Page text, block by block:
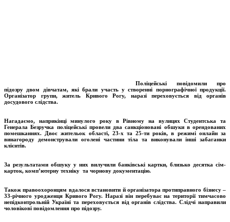
Поліцейські повідомили про
підозру двом дівчатам, які брали участь у створенні порнографічної продукції.
Організатор групи, житель Кривого Рогу, наразі переховується від органів
досудового слідства.
Нагадаємо, наприкінці минулого року в Рівному на вулицях Студентська та
Генерала Безручка поліцейські провели два санкціоновані обшуки в орендованих
помешканнях. Двоє жительок області, 23-х та 25-ти років, в режимі онлайн за
винагороду демонстрували оголені частини тіла та виконували інші забаганки
клієнтів.
За результатами обшуку у них вилучили банківські картки, близько десятка сім-
карток, комп’ютерну техніку та чорнову документацію.
Також правоохоронцям вдалося встановити й організатора протиправного бізнесу –
33-річного уродженця Кривого Рогу. Наразі він перебуває на території тимчасово
непідконтрольній Україні та переховується від органів слідства. Слідчі направили
чоловікові повідомлення про підозру.